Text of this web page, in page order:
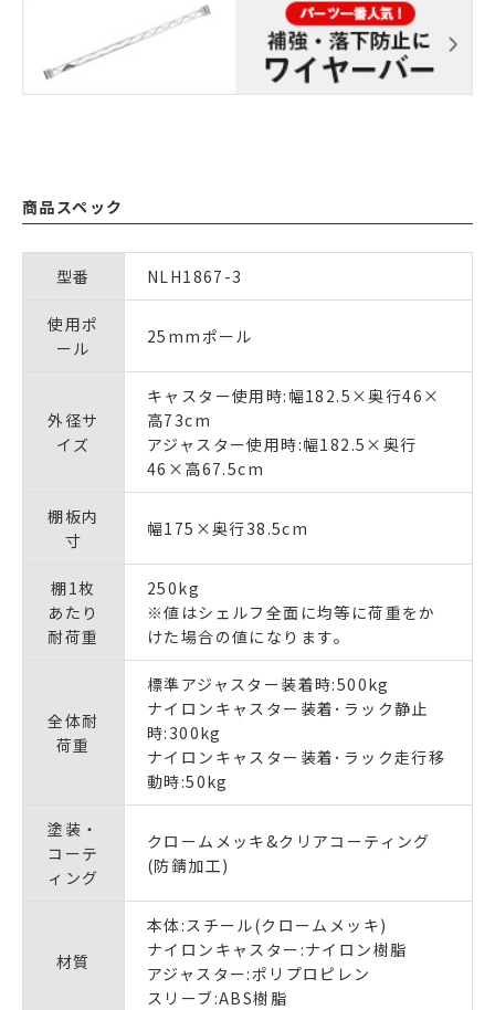
商品スペック
型番 NLH1867-3
使用ポ
ール
25mmポール
外径サ
イズ
キャスター使用時:幅182.5×奥行46×
高73cm
アジャスター使用時:幅182.5×奥行
46×高67.5cm
棚板内
寸
幅175×奥行38.5cm
棚1枚
あたり
耐荷重
250kg
※値はシェルフ全面に均等に荷重をか
けた場合の値になります｡
全体耐
荷重
標準アジャスター装着時:500kg
ナイロンキャスター装着･ラック静止
時:300kg
ナイロンキャスター装着･ラック走行移
動時:50kg
塗装・
コーテ
ィング
クロームメッキ&クリアコーティング
(防錆加工)
材質
本体:スチール(クロームメッキ)
ナイロンキャスター:ナイロン樹脂
アジャスター:ポリプロピレン
スリーブ:ABS樹脂